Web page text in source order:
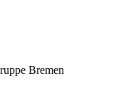
Bremen